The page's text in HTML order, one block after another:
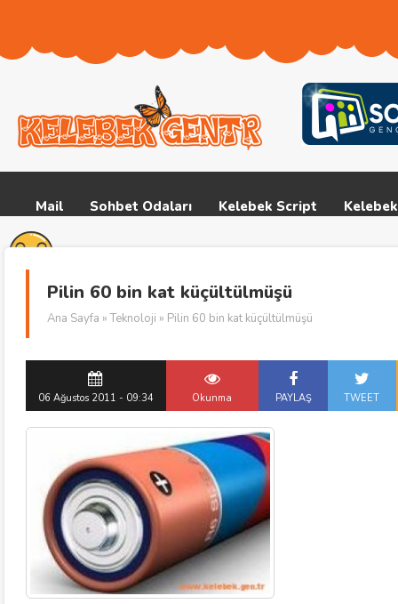
Mail Sohbet Odaları Kelebek Script
Pilin 60 bin kat küçültülmüşü
Ana Sayfa »Teknoloji » Pilin 60 bin kat küçültülmüşü
06 Ağustos 2011 - 09:34 Okunma PAYLAŞ TWEET